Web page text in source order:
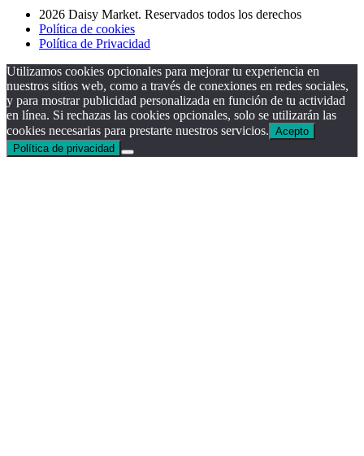
2026 Daisy Market. Reservados todos los derechos
Política de cookies
Política de Privacidad
Utilizamos cookies opcionales para mejorar tu experiencia en
nuestros sitios web, como a través de conexiones en redes sociales,
y para mostrar publicidad personalizada en función de tu actividad
en línea. Si rechazas las cookies opcionales, solo se utilizarán las
cookies necesarias para prestarte nuestros servicios. Acepto
Política de privacidad